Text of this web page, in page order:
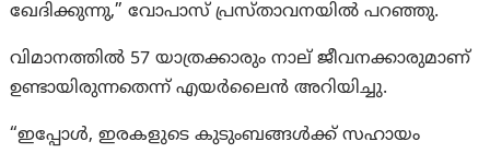
ഖേദിക്കുന്നു,” വോപാസ് പ്രസ്താവനയിൽ പറഞ്ഞു.
വിമാനത്തിൽ 57 യാത്രക്കാരും നാല് ജീവനക്കാരുമാണ്
ഉണ്ടായിരുന്നതെന്ന് എയർലൈൻ അറിയിച്ചു.
“ഇപ്പോൾ, ഇരകളുടെ കുടുംബങ്ങൾക്ക് സഹായം